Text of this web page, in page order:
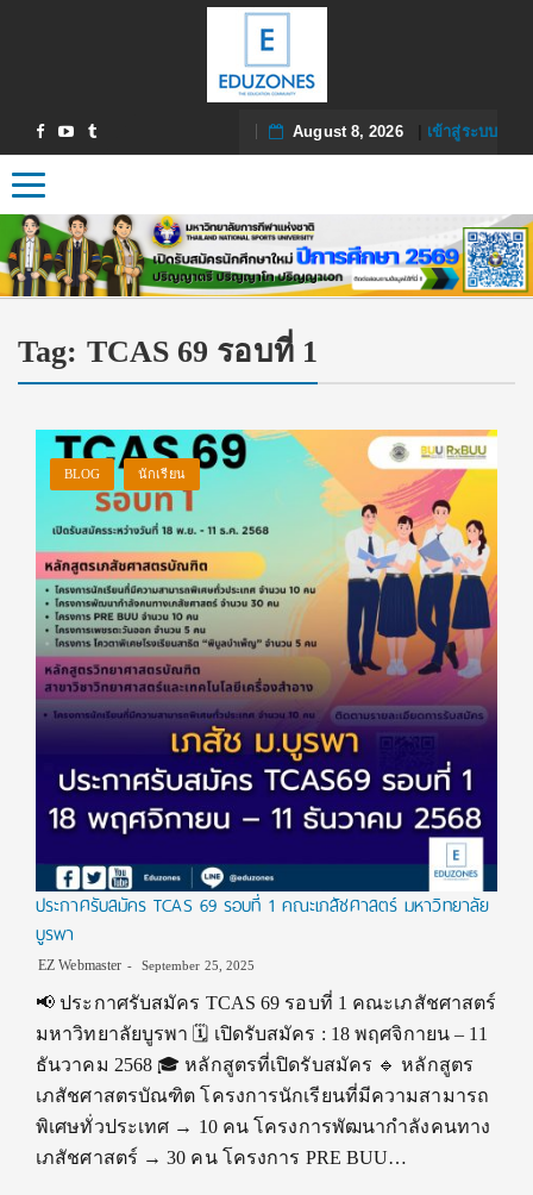
August 8, 2026| เข้าสู่ระบบ
Toggle navigation
Tag: TCAS 69 รอบที่ 1
BLOG นักเรียน
ประกาศรับสมัคร TCAS 69 รอบที่ 1 คณะเภสัชศาสตร์ มหาวิทยาลัย
บูรพา
EZ Webmaster September 25, 2025
📢 ประกาศรับสมัคร TCAS 69 รอบที่ 1 คณะเภสัชศาสตร์
มหาวิทยาลัยบูรพา 🗓 เปิดรับสมัคร : 18 พฤศจิกายน – 11
ธันวาคม 2568 🎓 หลักสูตรที่เปิดรับสมัคร 🔹 หลักสูตร
เภสัชศาสตรบัณฑิต โครงการนักเรียนที่มีความสามารถ
พิเศษทั่วประเทศ → 10 คน โครงการพัฒนากำลังคนทาง
เภสัชศาสตร์ → 30 คน โครงการ PRE BUU…